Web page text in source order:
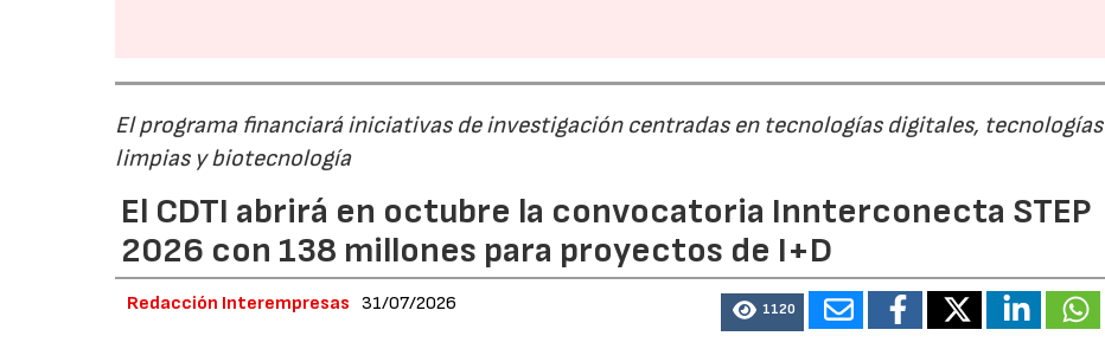
El programa financiará iniciativas de investigación centradas en tecnologías digitales, tecnologías
limpias y biotecnología
El CDTI abrirá en octubre la convocatoria Innterconecta STEP
2026 con 138 millones para proyectos de I+D
Redacción Interempresas 31/07/2026 1120